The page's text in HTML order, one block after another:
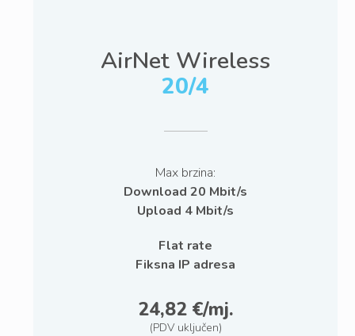
AirNet Wireless
20/4
Max brzina:
Download 20 Mbit/s
Upload 4 Mbit/s
Flat rate
Fiksna IP adresa
24,82 €/mj.
(PDV uključen)